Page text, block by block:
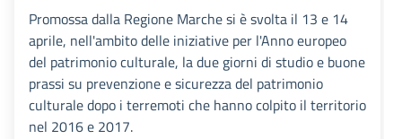
Promossa dalla Regione Marche si è svolta il 13 e 14
aprile, nell'ambito delle iniziative per l'Anno europeo
del patrimonio culturale, la due giorni di studio e buone
prassi su prevenzione e sicurezza del patrimonio
culturale dopo i terremoti che hanno colpito il territorio
nel 2016 e 2017.